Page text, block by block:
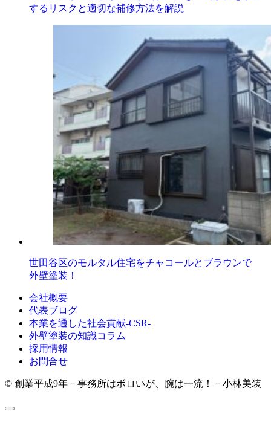
するリスクと適切な補修方法を解説
世田谷区のモルタル住宅をチャコールとブラウンで
外壁塗装！
会社概要
代表ブログ
本業を通した社会貢献-CSR-
外壁塗装の知識コラム
採用情報
お問合せ
© 創業平成9年－事務所はボロいが、腕は一流！－小林美装